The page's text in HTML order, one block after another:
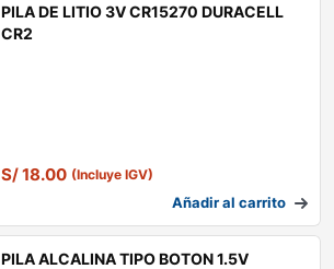
PILA DE LITIO 3V CR15270 DURACELL
CR2
S/18.00 (Incluye IGV)
Añadir al carrito
PILA ALCALINA TIPO BOTON 1.5V